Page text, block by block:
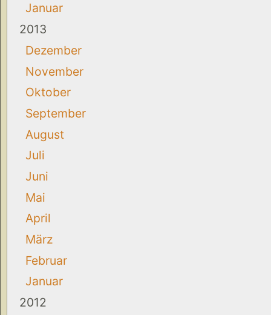
Januar
2013
Dezember
November
Oktober
September
August
Juli
Juni
Mai
April
März
Februar
Januar
2012